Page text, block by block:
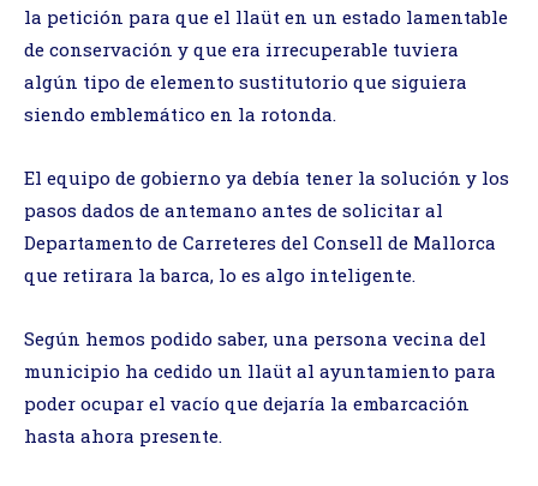
la petición para que el llaüt en un estado lamentable
de conservación y que era irrecuperable tuviera
algún tipo de elemento sustitutorio que siguiera
siendo emblemático en la rotonda.
El equipo de gobierno ya debía tener la solución y los
pasos dados de antemano antes de solicitar al
Departamento de Carreteres del Consell de Mallorca
que retirara la barca, lo es algo inteligente.
Según hemos podido saber, una persona vecina del
municipio ha cedido un llaüt al ayuntamiento para
poder ocupar el vacío que dejaría la embarcación
hasta ahora presente.